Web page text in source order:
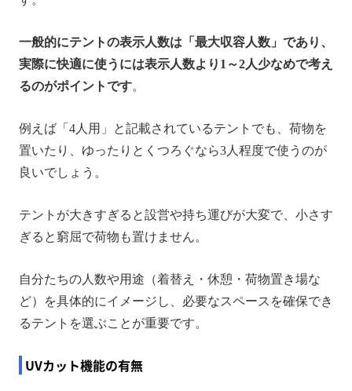
一般的にテントの表示人数は「最大収容人数」であり、
実際に快適に使うには表示人数より1～2人少なめで考え
るのがポイントです。
例えば「4人用」と記載されているテントでも、荷物を
置いたり、ゆったりとくつろぐなら3人程度で使うのが
良いでしょう。
テントが大きすぎると設営や持ち運びが大変で、小さす
ぎると窮屈で荷物も置けません。
自分たちの人数や用途（着替え・休憩・荷物置き場な
ど）を具体的にイメージし、必要なスペースを確保でき
るテントを選ぶことが重要です。
UVカット機能の有無